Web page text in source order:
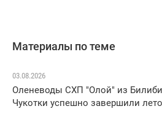
Материалы по теме
03.08.2026
Оленеводы СХП "Олой" из
Чукотки успешно завершили